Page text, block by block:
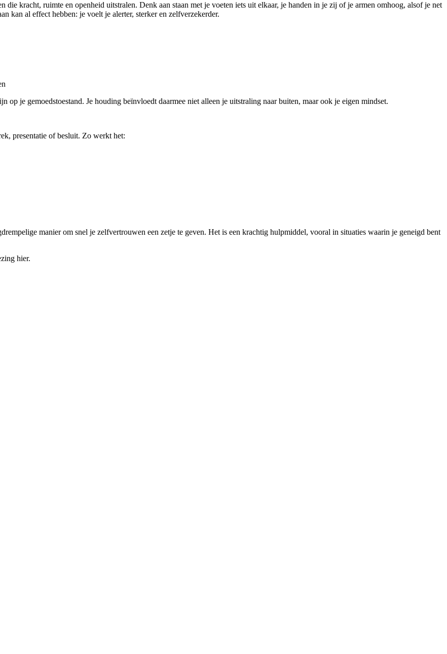
die kracht, ruimte en openheid uitstralen. Denk aan staan met je voeten iets uit elkaar, je handen in je zij of je armen omhoog, alsof je net
kan al effect hebben: je voelt je alerter, sterker en zelfverzekerder.
je gemoedstoestand. Je houding beïnvloedt daarmee niet alleen je uitstraling naar buiten, maar ook je eigen mindset.
presentatie of besluit. Zo werkt het:
manier om snel je zelfvertrouwen een zetje te geven. Het is een krachtig hulpmiddel, vooral in situaties waarin je geneigd bent
hier.